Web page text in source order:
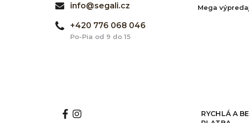
info@segali.cz
+420 776 068 046
Po-Pia od 9 do 15
Mega
RYCHLÁ A